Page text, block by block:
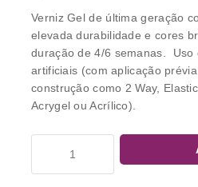
Verniz Gel de última geração
elevada durabilidade e cores
duração de 4/6 semanas. Uso
artificiais (com aplicação
construção como 2 Way,
Acrygel ou Acrílico).